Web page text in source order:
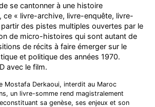
se cantonner à une histoire
ce « livre-archive, livre-enquête, livre-
des pistes multiples ouvertes par le
de micro-histoires qui sont autant de
de récits à faire émerger sur le
et politique des années 1970.
avec le film.
Mostafa Derkaoui, interdit au Maroc
un livre-somme rend magistralement
sa genèse, ses enjeux et son